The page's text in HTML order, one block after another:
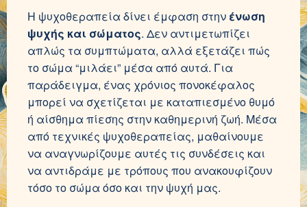
Η ψυχοθεραπεία δίνει έμφαση στην ένωση
ψυχής και σώματος. Δεν αντιμετωπίζει
απλώς τα συμπτώματα, αλλά εξετάζει πώς
το σώμα “μιλάει” μέσα από αυτά. Για
παράδειγμα, ένας χρόνιος πονοκέφαλος
μπορεί να σχετίζεται με καταπιεσμένο θυμό
ή αίσθημα πίεσης στην καθημερινή ζωή. Μέσα
από τεχνικές ψυχοθεραπείας, μαθαίνουμε
να αναγνωρίζουμε αυτές τις συνδέσεις και
να αντιδράμε με τρόπους που ανακουφίζουν
τόσο το σώμα όσο και την ψυχή μας.